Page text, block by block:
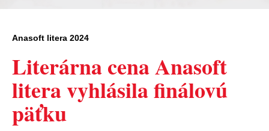
Anasoft litera 2024
​Literárna cena Anasoft
litera vyhlásila finálovú
päťku